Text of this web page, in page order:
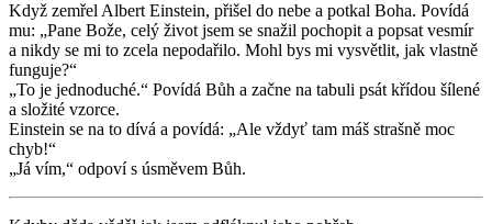
Když zemřel Albert Einstein, přišel do nebe a potkal Boha. Povídá
mu: „Pane Bože, celý život jsem se snažil pochopit a popsat vesmír
a nikdy se mi to zcela nepodařilo. Mohl bys mi vysvětlit, jak vlastně
funguje?“
„To je jednoduché.“ Povídá Bůh a začne na tabuli psát křídou šílené
a složité vzorce.
Einstein se na to dívá a povídá: „Ale vždyť tam máš strašně moc
chyb!“
„Já vím,“ odpoví s úsměvem Bůh.